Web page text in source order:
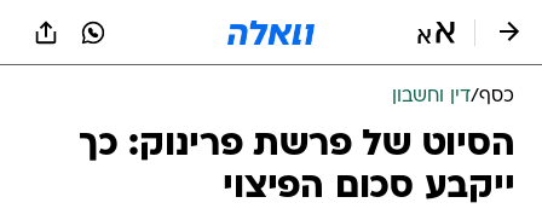
כסף/דין וחשבון
הסיוט של פרשת פרינוק: כך
ייקבע סכום הפיצוי